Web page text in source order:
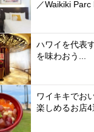
／Waikiki Parc
ハワイを代表
を味わおう...
ワイキキでお
楽しめるお店4